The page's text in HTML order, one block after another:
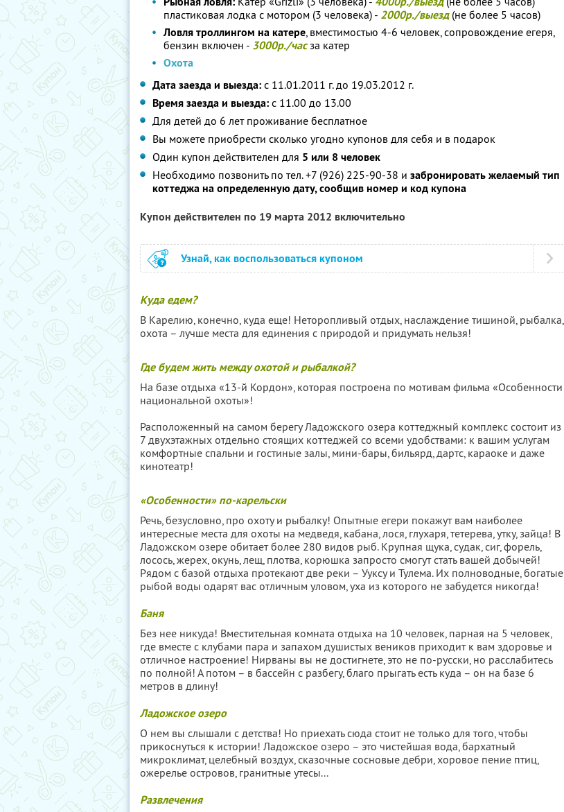
пластиковая лодка с мотором (3 человека) - 2000р./выезд(не более 5 часов)
Ловля троллингом на катере, вместимостью 4-6 человек, сопровождение егеря,
бензин включен - 3000р./часза катер
Охота
Дата заезда и выезда: с 11.01.2011 г. до 19.03.2012 г.
Время заезда и выезда: с 11.00 до 13.00
Для детей до 6 лет проживание бесплатное
Вы можете приобрести сколько угодно купонов для себя и в подарок
Один купон действителен для 5 или 8 человек
Необходимо позвонить по тел. +7 (926) 225-90-38 и забронировать желаемый тип
коттеджа на определенную дату, сообщив номер и код купона
Купон действителен по 19 марта 2012 включительно
Узнай, как воспользоваться купоном
Куда едем?
В Карелию, конечно, куда еще! Неторопливый отдых, наслаждение тишиной, рыбалка,
охота – лучше места для единения с природой и придумать нельзя!
Где будем жить между охотой и рыбалкой?
На базе отдыха «13-й Кордон», которая построена по мотивам фильма «Особенности
национальной охоты»!
Расположенный на самом берегу Ладожского озера коттеджный комплекс состоит из
7 двухэтажных отдельно стоящих коттеджей со всеми удобствами: к вашим услугам
комфортные спальни и гостиные залы, мини-бары, бильярд, дартс, караоке и даже
кинотеатр!
«Особенности» по-карельски
Речь, безусловно, про охоту и рыбалку! Опытные егери покажут вам наиболее
интересные места для охоты на медведя, кабана, лося, глухаря, тетерева, утку, зайца! В
Ладожском озере обитает более 280 видов рыб. Крупная щука, судак, сиг, форель,
лосось, жерех, окунь, лещ, плотва, корюшка запросто смогут стать вашей добычей!
Рядом с базой отдыха протекают две реки – Ууксу и Тулема. Их полноводные, богатые
рыбой воды одарят вас отличным уловом, уха из которого не забудется никогда!
Баня
Без нее никуда! Вместительная комната отдыха на 10 человек, парная на 5 человек,
где вместе с клубами пара и запахом душистых веников приходит к вам здоровье и
отличное настроение! Нирваны вы не достигнете, это не по-русски, но расслабитесь
по полной! А потом – в бассейн с разбегу, благо прыгать есть куда – он на базе 6
метров в длину!
Ладожское озеро
О нем вы слышали с детства! Но приехать сюда стоит не только для того, чтобы
прикоснуться к истории! Ладожское озеро – это чистейшая вода, бархатный
микроклимат, целебный воздух, сказочные сосновые дебри, хоровое пение птиц,
ожерелье островов, гранитные утесы...
Развлечения